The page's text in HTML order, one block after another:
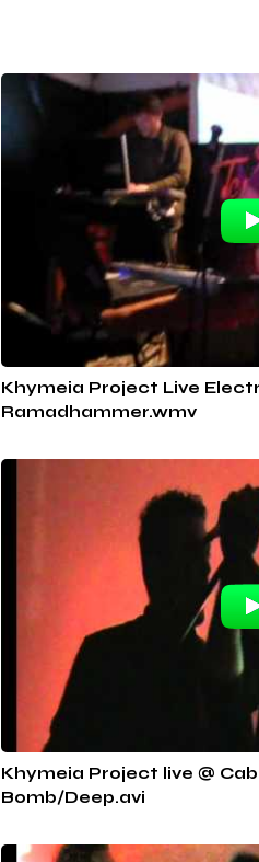
Khymeia Project Live
Ramadhammer.wmv
Khymeia Project live @
Bomb/Deep.avi